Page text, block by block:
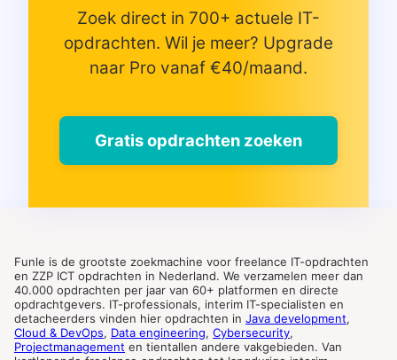
Zoek direct in 700+ actuele IT-
opdrachten. Wil je meer? Upgrade
naar Pro vanaf €40/maand.
Gratis opdrachten zoeken
Funle is de grootste zoekmachine voor freelance IT-opdrachten
en ZZP ICT opdrachten in Nederland. We verzamelen meer dan
40.000 opdrachten per jaar van 60+ platformen en directe
opdrachtgevers. IT-professionals, interim IT-specialisten en
detacheerders vinden hier opdrachten in Java development,
Cloud & DevOps, Data engineering, Cybersecurity,
Projectmanagement en tientallen andere vakgebieden. Van